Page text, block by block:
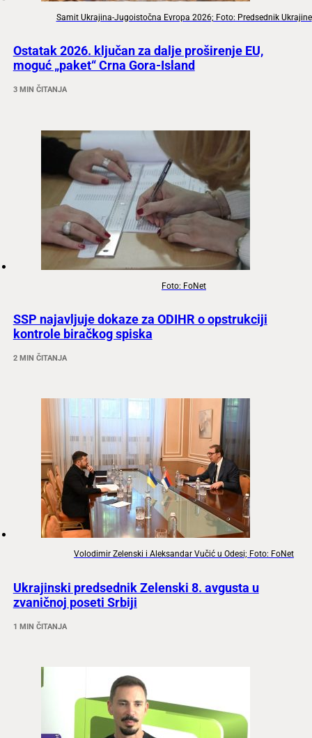
Samit Ukrajina-Jugoistočna Evropa 2026; Foto: Predsednik Ukrajine
Ostatak 2026. ključan za dalje proširenje EU,
moguć „paket“ Crna Gora-Island
3 MIN ČITANJA
Foto: FoNet
SSP najavljuje dokaze za ODIHR o opstrukciji
kontrole biračkog spiska
2 MIN ČITANJA
Volodimir Zelenski i Aleksandar Vučić u Odesi; Foto: FoNet
Ukrajinski predsednik Zelenski 8. avgusta u
zvaničnoj poseti Srbiji
1 MIN ČITANJA